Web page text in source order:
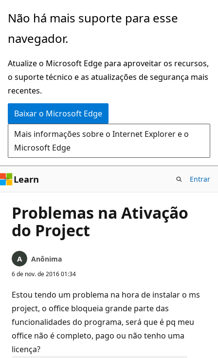
Pular
o
principal
Não há mais suporte para esse
navegador.
Atualize o Microsoft Edge para aproveitar os recursos,
o suporte técnico e as atualizações de segurança mais
recentes.
Baixar o Microsoft Edge
Mais informações sobre o Internet Explorer e o
Microsoft Edge
Learn Entrar
Problemas na Ativação
do Project
Anônima
6 de nov. de 2016 01:34
Estou tendo um problema na hora de instalar o ms
project, o office bloqueia grande parte das
funcionalidades do programa, será que é pq meu
office não é completo, pago ou não tenho uma
licença?